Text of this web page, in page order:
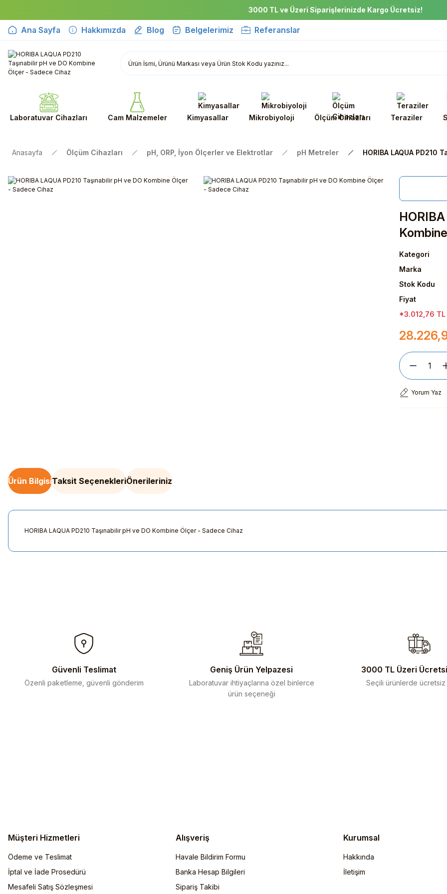
3000 TL ve Üzeri Siparişlerinizde Kargo Ücretsiz!
Ana Sayfa Hakkımızda Blog Belgelerimiz Referanslar
Laboratuvar Cihazları Cam Malzemeler Kimyasallar Mikrobiyoloji Ölçüm Cihazları Teraziler
Anasayfa Ölçüm Cihazları pH, ORP, İyon Ölçerler ve Elektrotlar pH Metreler HORIBA LAQUA
Kategori
Marka
Stok Kodu
Fiyat
*3.012,76
Yorum Yaz
Ürün BilgisiTaksit SeçenekleriÖnerileriniz
HORIBA LAQUA PD210 Taşınabilir pH ve DO Kombine Ölçer - Sadece Cihaz
Ürün bilgilerinde hatalar bulunuyor.
Ürün fiyatı diğer sitelerden daha pahalı.
Güvenli Teslimat
Özenli paketleme, güvenli gönderim
Geniş Ürün Yelpazesi
Laboratuvar ihtiyaçlarına özel binlerce
ürün seçeneği
3000 TL Üzeri
Seçili ürünlerde ücretsiz
Müşteri Hizmetleri
Ödeme ve Teslimat
İptal ve İade Prosedürü
Mesafeli Satış Sözleşmesi
Alışveriş
Havale Bildirim Formu
Banka Hesap Bilgileri
Sipariş Takibi
Kurumsal
Hakkında
İletişim